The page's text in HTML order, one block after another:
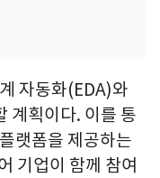
자동화(EDA)와
계획이다. 이를 통
랫폼을 제공하는
기업이 함께 참여